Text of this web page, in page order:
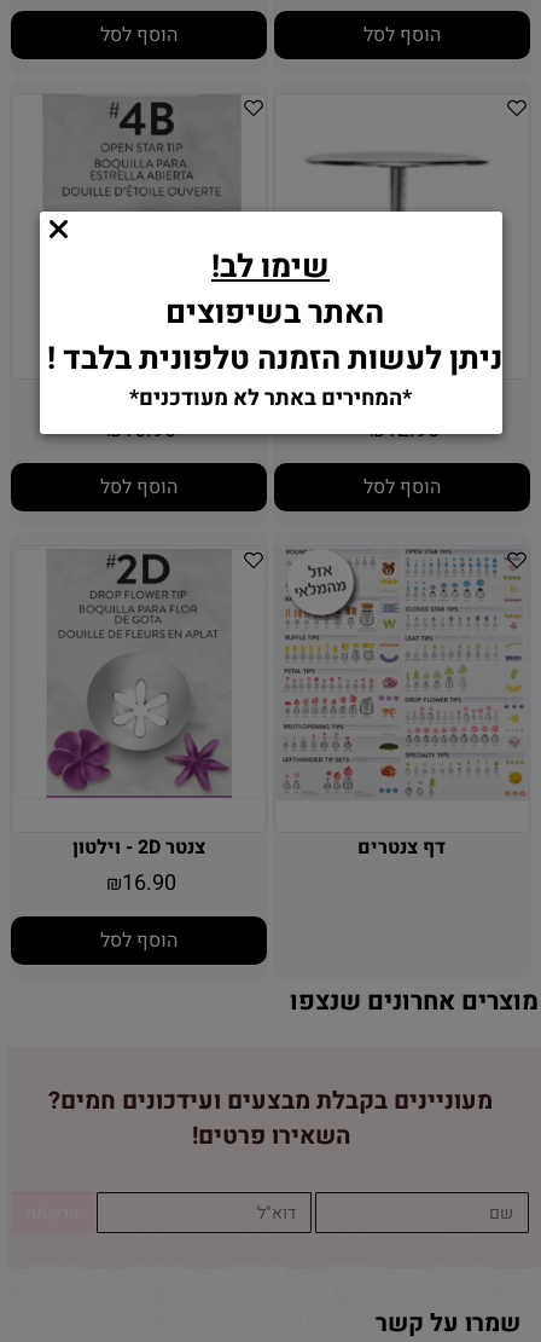
הוסף לסל הוסף לסל
מסמר לפרחים וילטון
₪12.90
הוסף לסל
צנטר 4B - וילטון
₪16.90
הוסף לסל
דף צנטרים
צנטר 2D - וילטון
₪16.90
הוסף לסל
מוצרים אחרונים שנצפו
מעוניינים בקבלת מבצעים ועידכונים חמים?
השאירו פרטים!
שמרו על קשר
שימו לב!
האתר בשיפוצים
ניתן לעשות הזמנה טלפונית בלבד !
*המחירים באתר לא מעודכנים*